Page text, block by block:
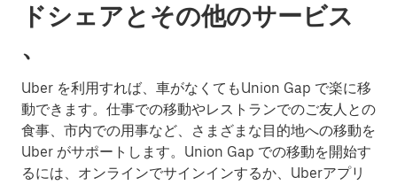
ドシェアとその他のサービス
、
Uber を利用すれば、車がなくてもUnion Gap で楽に移
動できます。仕事での移動やレストランでのご友人との
食事、市内での用事など、さまざまな目的地への移動を
Uber がサポートします。Union Gap での移動を開始す
るには、オンラインでサインインするか、Uberアプリ